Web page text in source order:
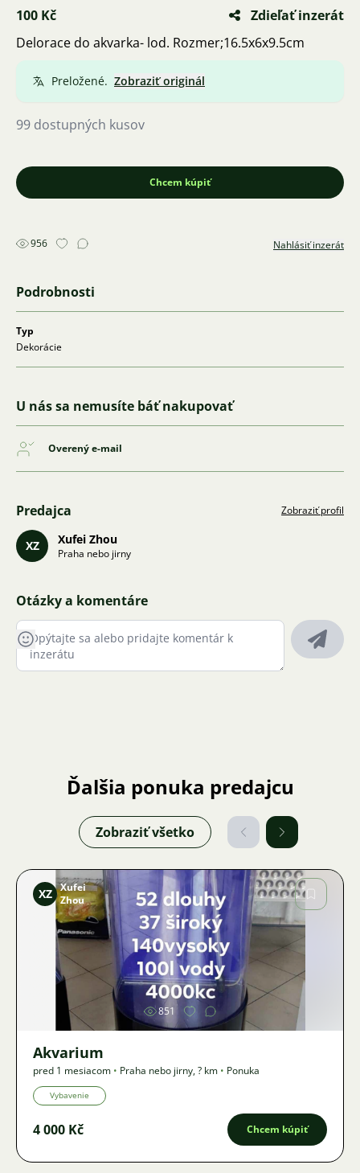
100 Kč
Zdieľať inzerát
Delorace do akvarka- lod. Rozmer;16.5x6x9.5cm
Preložené. Zobraziť originál
99 dostupných kusov
Chcem kúpiť
956 Nahlásiť inzerát
Podrobnosti
Typ
Dekorácie
U nás sa nemusíte báť nakupovať
Overený e-mail
Predajca Zobraziť profil
XZ Xufei Zhou
Praha nebo jirny
Otázky a komentáre
Ďalšia ponuka predajcu
Zobraziť všetko
Obrázok
XZ
Xufei
Zhou
851
Akvarium
pred 1 mesiacom • Praha nebo jirny,? km • Ponuka
Vybavenie
4 000 Kč Chcem kúpiť